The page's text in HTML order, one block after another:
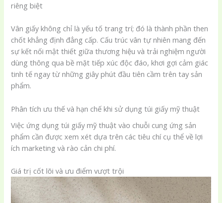
riêng biệt
Vân giấy không chỉ là yếu tố trang trí; đó là thành phần then
chốt khẳng định đẳng cấp. Cấu trúc vân tự nhiên mang đến
sự kết nối mật thiết giữa thương hiệu và trải nghiệm người
dùng thông qua bề mặt tiếp xúc độc đáo, khơi gợi cảm giác
tinh tế ngay từ những giây phút đầu tiên cầm trên tay sản
phẩm.
Phân tích ưu thế và hạn chế khi sử dụng túi giấy mỹ thuật
Việc ứng dụng túi giấy mỹ thuật vào chuỗi cung ứng sản
phẩm cần được xem xét dựa trên các tiêu chí cụ thể về lợi
ích marketing và rào cản chi phí.
Giá trị cốt lõi và ưu điểm vượt trội